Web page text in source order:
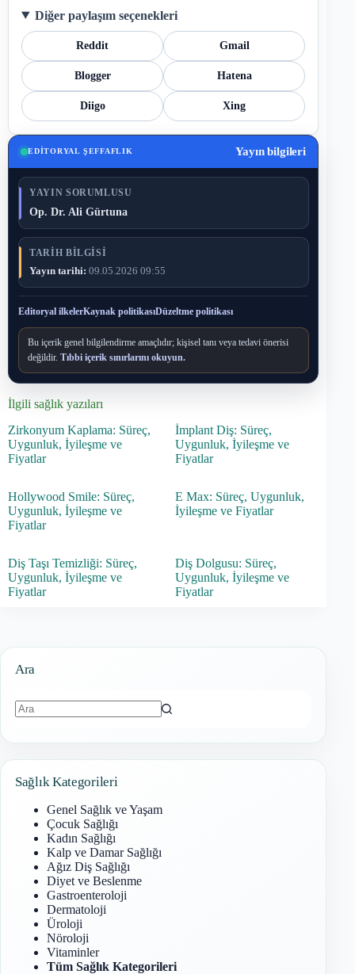
Diğer paylaşım seçenekleri
Reddit Gmail
Blogger Hatena
Diigo Xing
EDITORYAL ŞEFFAFLIK Yayın bilgileri
YAYIN SORUMLUSU
Op. Dr. Ali Gürtuna
TARIH BILGISI
Yayın tarihi: 09.05.2026 09:55
Editoryal ilkelerKaynak politikasıDüzeltme politikası
Bu içerik genel bilgilendirme amaçlıdır; kişisel tanı veya tedavi önerisi
değildir. Tıbbi içerik sınırlarını okuyun.
İlgili sağlık yazıları
Zirkonyum Kaplama: Süreç,
Uygunluk, İyileşme ve
Fiyatlar
İmplant Diş: Süreç,
Uygunluk, İyileşme ve
Fiyatlar
Hollywood Smile: Süreç,
Uygunluk, İyileşme ve
Fiyatlar
E Max: Süreç, Uygunluk,
İyileşme ve Fiyatlar
Diş Taşı Temizliği: Süreç,
Uygunluk, İyileşme ve
Fiyatlar
Diş Dolgusu: Süreç,
Uygunluk, İyileşme ve
Fiyatlar
Ara
Sağlık Kategorileri
Genel Sağlık ve Yaşam
Çocuk Sağlığı
Kadın Sağlığı
Kalp ve Damar Sağlığı
Ağız Diş Sağlığı
Diyet ve Beslenme
Gastroenteroloji
Dermatoloji
Üroloji
Nöroloji
Vitaminler
Tüm Sağlık Kategorileri